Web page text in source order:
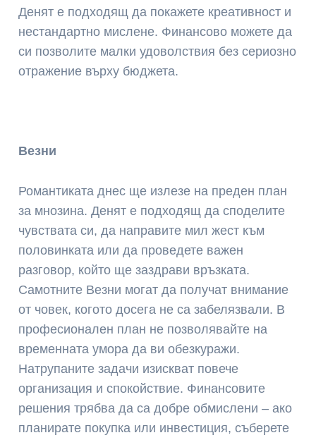
Денят е подходящ да покажете креативност и
нестандартно мислене. Финансово можете да
си позволите малки удоволствия без сериозно
отражение върху бюджета.
Везни
Романтиката днес ще излезе на преден план
за мнозина. Денят е подходящ да споделите
чувствата си, да направите мил жест към
половинката или да проведете важен
разговор, който ще заздрави връзката.
Самотните Везни могат да получат внимание
от човек, когото досега не са забелязвали. В
професионален план не позволявайте на
временната умора да ви обезкуражи.
Натрупаните задачи изискват повече
организация и спокойствие. Финансовите
решения трябва да са добре обмислени – ако
планирате покупка или инвестиция, съберете